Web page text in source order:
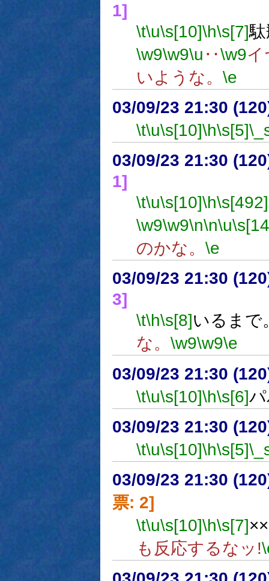
1]
\t\u\s[10]\h\s[7]
\w9\w9\u ‥\w9イ
いような。 \e
03/09/23 21:30
\t\u\s[10]\h\s[5]
03/09/23 21:30
1]
\t\u\s[10]\h\s[492]
\w9\w9\n\n\u
のかな。 \e
03/09/23 21:30
3]
\t\h\s[8]いるまで
な。 \w9\w9\e
03/09/23 21:30
\t\u\s[10]\h\s[6]
03/09/23 21:30
\t\u\s[10]\h\s[5]
03/09/23 21:30
票: 2]
\t\u\s[10]\h\s[7]
も反応するなッ!